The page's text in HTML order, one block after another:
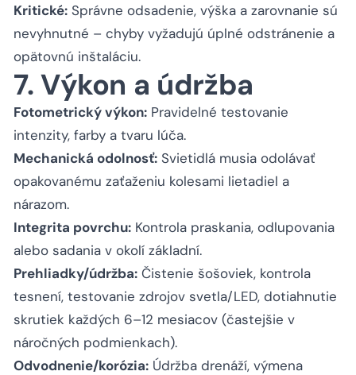
Kritické: Správne odsadenie, výška a zarovnanie sú
nevyhnutné – chyby vyžadujú úplné odstránenie a
opätovnú inštaláciu.
7. Výkon a údržba
Fotometrický výkon: Pravidelné testovanie
intenzity, farby a tvaru lúča.
Mechanická odolnosť: Svietidlá musia odolávať
opakovanému zaťaženiu kolesami lietadiel a
nárazom.
Integrita povrchu: Kontrola praskania, odlupovania
alebo sadania v okolí základní.
Prehliadky/údržba: Čistenie šošoviek, kontrola
tesnení, testovanie zdrojov svetla/LED, dotiahnutie
skrutiek každých 6–12 mesiacov (častejšie v
náročných podmienkach).
Odvodnenie/korózia: Údržba drenáží, výmena